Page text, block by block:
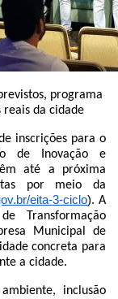
/ ESCLARECIMENTO
DO
DA EMPREL
programa
reais da cidade
inscrições para o
de Inovação e
até a próxima
por meio da
eita-3-ciclo).A
Transformação
Municipal de
concreta para
a cidade.
inclusão